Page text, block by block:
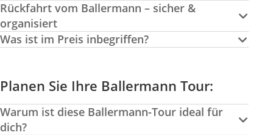
Rückfahrt vom Ballermann – sicher &
organisiert
Was ist im Preis inbegriffen?
Planen Sie Ihre Ballermann Tour:
Warum ist diese Ballermann-Tour ideal für
dich?